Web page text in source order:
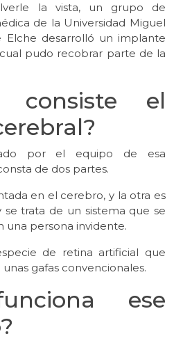
la vista, un grupo de
de la Universidad Miguel
Elche desarrolló un implante
pudo recobrar parte de la
consiste el
por el equipo de esa
de dos partes.
en el cerebro, y la otra es
se trata de un sistema que se
una persona invidente.
de retina artificial que
gafas convencionales.
ese